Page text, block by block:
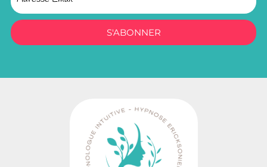
S'ABONNER